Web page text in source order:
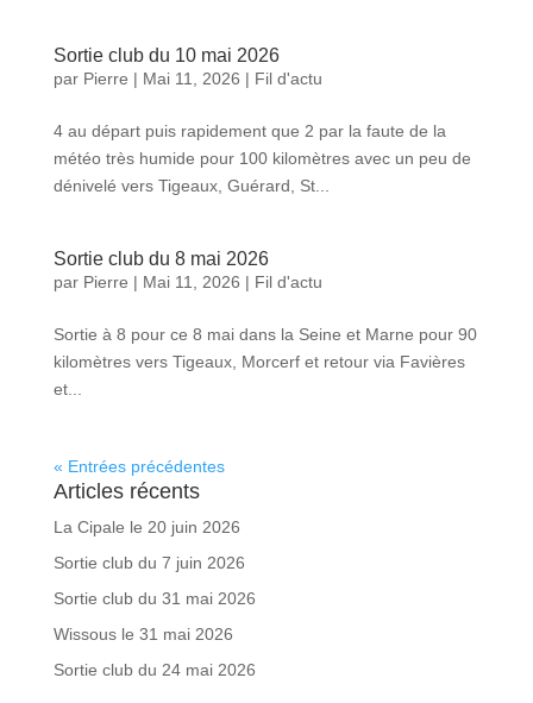
Sortie club du 10 mai 2026
par Pierre | Mai 11, 2026 | Fil d'actu
4 au départ puis rapidement que 2 par la faute de la
météo très humide pour 100 kilomètres avec un peu de
dénivelé vers Tigeaux, Guérard, St...
Sortie club du 8 mai 2026
par Pierre | Mai 11, 2026 | Fil d'actu
Sortie à 8 pour ce 8 mai dans la Seine et Marne pour 90
kilomètres vers Tigeaux, Morcerf et retour via Favières
et...
« Entrées précédentes
Articles récents
La Cipale le 20 juin 2026
Sortie club du 7 juin 2026
Sortie club du 31 mai 2026
Wissous le 31 mai 2026
Sortie club du 24 mai 2026